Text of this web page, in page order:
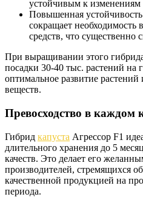
устойчивым к
Повышенная
сокращает необходимость
средств, что существенно
При выращивании этого гибрида
посадки 30-40 тыс. растений на
оптимальное развитие
веществ.
Превосходство в каждом
Гибрид капуста Агрессор F1
длительного хранения до 5
качеств. Это делает его
производителей, стремящихся
качественной продукцией на
периода.